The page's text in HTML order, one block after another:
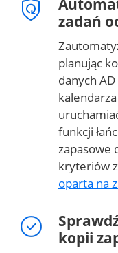
zadań
planując
danych
kalendarza
funkcji
zapasowe
kryteriów
oparta na
kopii